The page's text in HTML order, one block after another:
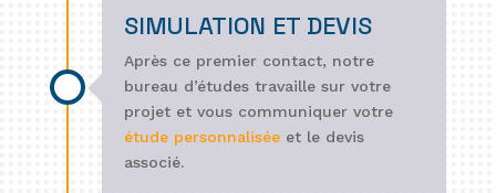
SIMULATION ET DEVIS
Après ce premier contact, notre
bureau d’études travaille sur votre
projet et vous communiquer votre
étude personnaliséeet le devis
associé.